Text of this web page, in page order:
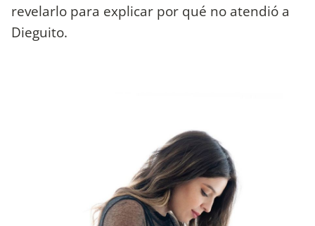
revelarlo para explicar por qué no atendió a
Dieguito.